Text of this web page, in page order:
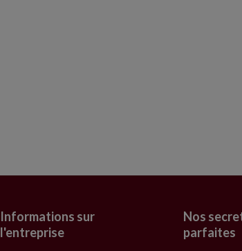
Informations sur
l'entreprise
Nos
parfaites